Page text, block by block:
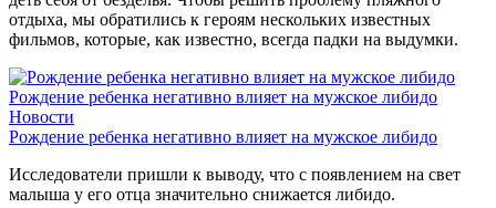
отдыха, мы обратились к героям нескольких известных
фильмов, которые, как известно, всегда падки на выдумки.
Рождение ребенка негативно влияет на мужское либидо
Новости
Рождение ребенка негативно влияет на мужское либидо
Исследователи пришли к выводу, что с появлением на свет
малыша у его отца значительно снижается либидо.